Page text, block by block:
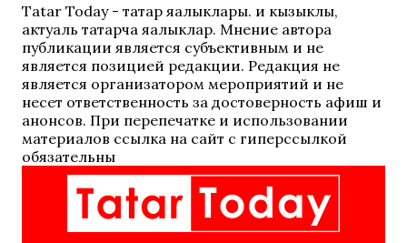
Tatar Today - татар яңалыклары. иң кызыклы,
актуаль татарча яңалыклар. Мнение автора
публикации является субъективным и не
является позицией редакции. Редакция не
является организатором мероприятий и не
несет ответственность за достоверность афиш и
анонсов. При перепечатке и использовании
материалов ссылка на сайт с гиперссылкой
обязательны